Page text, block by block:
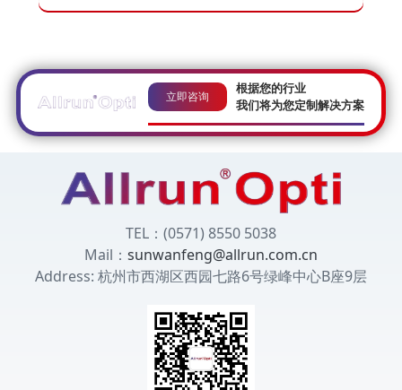
立即咨询
根据您的行业
我们将为您定制解决方案
TEL：(0571) 8550 5038
Mail： sunwanfeng@allrun.com.cn
Address: 杭州市西湖区西园七路6号绿峰中心B座9层